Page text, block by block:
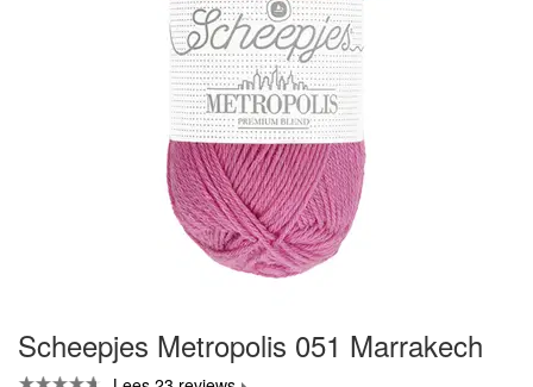
Scheepjes Metropolis 051 Marrakech